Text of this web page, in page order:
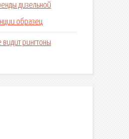
дизельной
образец
рингтоны